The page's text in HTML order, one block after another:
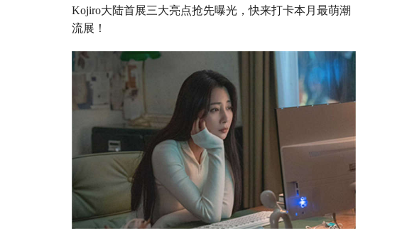
Kojiro大陆首展三大亮点抢先曝光，快来打卡本月最萌潮
流展！